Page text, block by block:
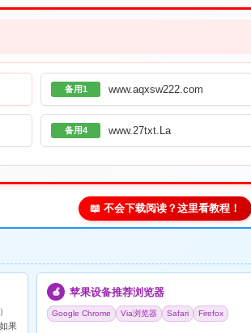
备用1 www.aqxsw222.com
备用4 www.27txt.La
📖 不会下载阅读？这里看教程！
果
🍎 苹果设备推荐浏览器
Google Chrome Via浏览器 Safari Firefox